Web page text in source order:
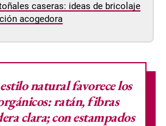
caseras: ideas de bricolaje
acogedora
estilo naturalfavorece los
ratán, fibras
clara; con estampados